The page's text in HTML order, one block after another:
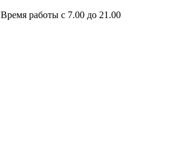
Время работы с 7.00 до 21.00